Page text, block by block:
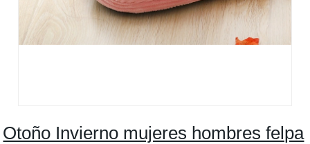
Otoño Invierno mujeres hombres felpa